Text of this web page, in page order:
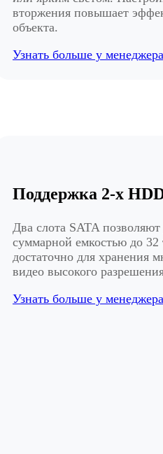
вторжения повышает
объекта.
Узнать больше у
Поддержка 2-х
Два слота SATA
суммарной емкостью до 32
достаточно для хранения
видео высокого
Узнать больше у